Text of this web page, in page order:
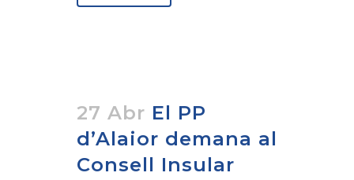
27 Abr El PP
d’Alaior demana al
Consell Insular